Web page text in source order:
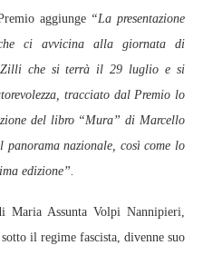
aggiunge “La presentazione
ci avvicina alla giornata di
Zilli che si terrà il 29 luglio e si
tracciato dal Premio lo
del libro “Mura” di Marcello
nazionale, così come lo
edizione”.
Maria Assunta Volpi Nannipieri,
il regime fascista, divenne suo